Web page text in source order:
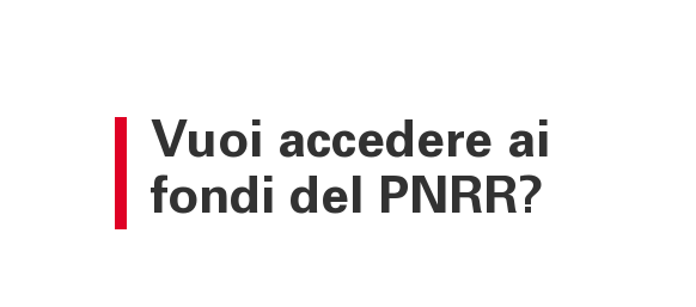
Vuoi accedere ai
fondi del PNRR?